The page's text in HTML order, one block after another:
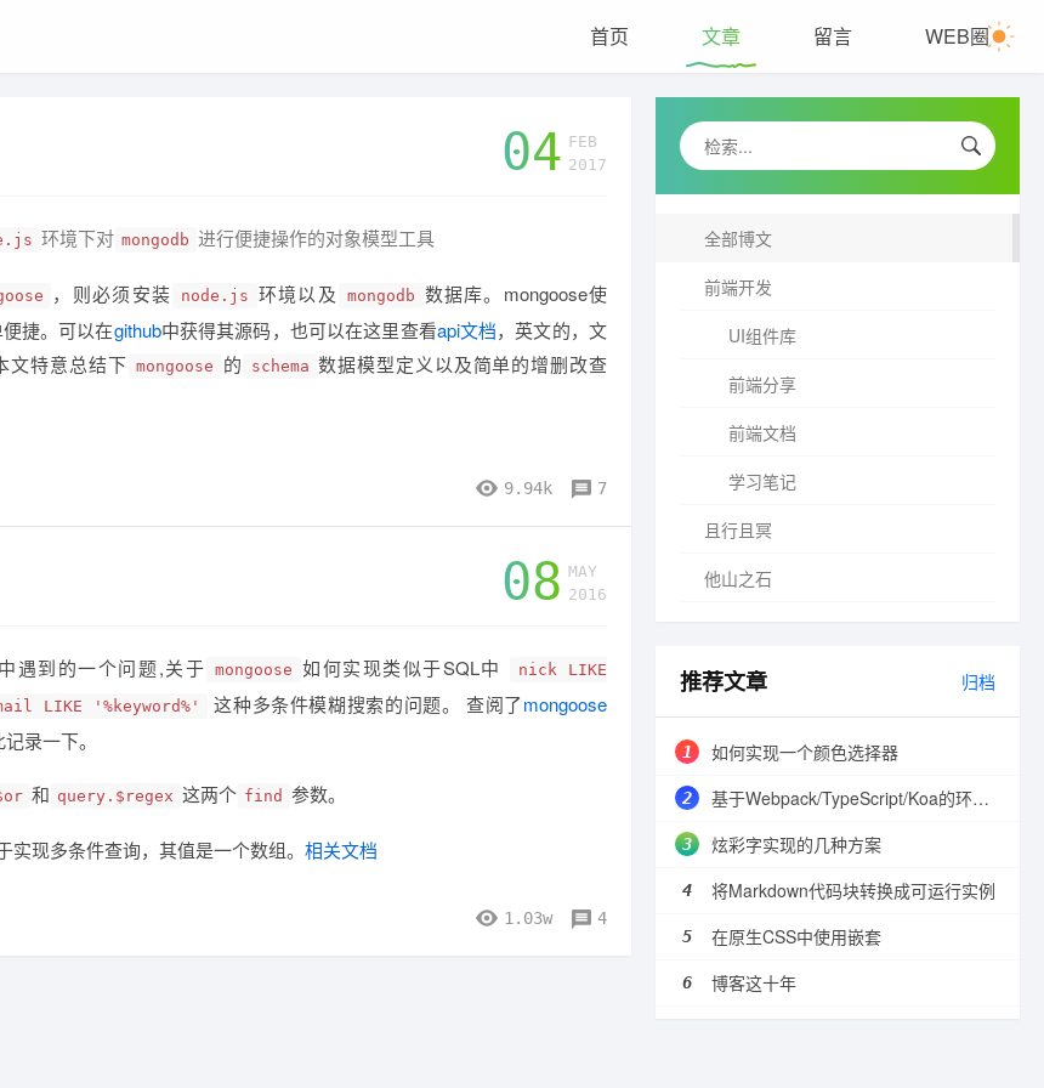
首页 文章 留言 WEB圈
04 FEB
2017
环境下对 mongodb 进行便捷操作的对象模型工具
，则必须安装 node.js 环境以及 mongodb 数据库。mongoose使
捷。可以在github中获得其源码，也可以在这里查看api文档，英文的，文
文特意总结下 mongoose 的 schema 数据模型定义以及简单的增删改查
9.94k 7
08 MAY
2016
遇到的一个问题,关于 mongoose 如何实现类似于SQL中
nick LIKE
LIKE '%keyword%'
这种多条件模糊搜索的问题。 查阅了mongoose
录一下。
和 query.$regex 这两个 find 参数。
实现多条件查询，其值是一个数组。 相关文档
1.03w 4
全部博文
前端开发
UI组件库
前端分享
前端文档
学习笔记
且行且冥
他山之石
Turn back the clock...
{ 关注公众号，获取最新文章 }
推荐文章 归档
如何实现一个颜色选择器
基于Webpack/TypeScript/Koa的环境配置
炫彩字实现的几种方案
将Markdown代码块转换成可运行实例
在原生CSS中使用嵌套
博客这十年